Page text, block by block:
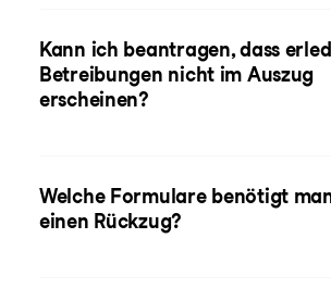
Kann ich beantragen, dass
Betreibungen nicht im Auszug
erscheinen?
Welche Formulare benötigt
einen Rückzug?